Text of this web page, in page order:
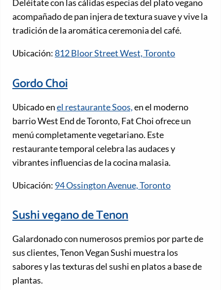
Deléitate con las cálidas especias del plato vegano
acompañado de pan injera de textura suave y vive la
tradición de la aromática ceremonia del café.
Ubicación:812 Bloor Street West, Toronto
Gordo Choi
Ubicado enel restaurante Soos,en el moderno
barrio West End de Toronto, Fat Choi ofrece un
menú completamente vegetariano. Este
restaurante temporal celebra las audaces y
vibrantes influencias de la cocina malasia.
Ubicación: 94 Ossington Avenue, Toronto
Sushi vegano de Tenon
Galardonado con numerosos premios por parte de
sus clientes, Tenon Vegan Sushi muestra los
sabores y las texturas del sushi en platos a base de
plantas.